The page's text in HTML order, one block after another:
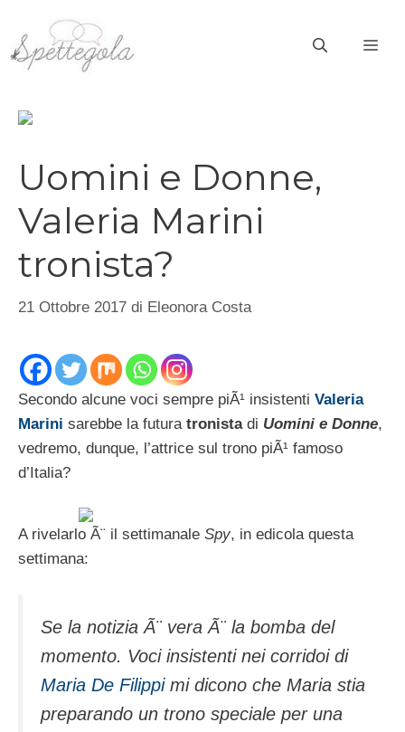
contenuto
Uomini e Donne,
Valeria Marini
tronista?
21 Ottobre 2017 di Eleonora Costa
Secondo alcune voci sempre piÃ¹ insistenti Valeria
Marini sarebbe la futura tronistadi Uomini e Donne,
vedremo, dunque, l’attrice sul trono piÃ¹ famoso
d’Italia?
A rivelarlo Ã¨ il settimanale Spy, in edicola questa
settimana:
Se la notizia Ã¨ vera Ã¨ la bomba del
momento. Voci insistenti nei corridoi di
Maria De Filippimi dicono che Maria stia
preparando un trono speciale per una